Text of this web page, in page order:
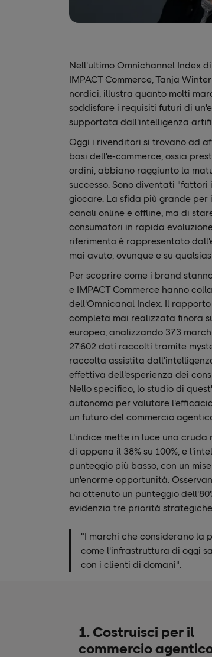
Nell'ultimo Omnichannel Index
IMPACT Commerce, Tanja
nordici, illustra quanto molti
soddisfare i requisiti futuri di
supportata dall'intelligenza
Oggi i rivenditori si trovano ad
basi dell'e-commerce, ossia
ordini, abbiano raggiunto la
successo. Sono diventati
giocare. La sfida più grande
canali online e offline, ma di
consumatori in rapida
riferimento è rappresentato
mai avuto, ovunque e su
Per scoprire come i brand
e IMPACT Commerce hanno
dell'Omnicanal Index. Il
completa mai realizzata finora
europeo, analizzando 373
27.602 dati raccolti tramite
raccolta assistita
effettiva dell'esperienza dei
Nello specifico, lo studio di
autonoma per valutare
un futuro del commercio
L'indice mette in luce una
di appena il 38% su 100%, e
punteggio più basso, con un
un'enorme opportunità.
ha ottenuto un punteggio
evidenzia tre priorità
"I marchi che considerano la
come l'infrastruttura di oggi
con i clienti di domani".
1. Costruisci per il
commercio